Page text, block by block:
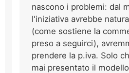
nascono i problemi: dal
l'iniziativa avrebbe
(come sostiene la
preso a seguirci),
prendere la p.iva. Solo
mai presentato il